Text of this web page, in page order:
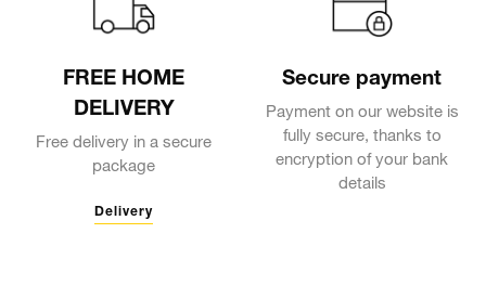
FREE HOME
DELIVERY
Free delivery in a secure
package
Delivery
Secure payment
Payment on our website is
fully secure, thanks to
encryption of your bank
details